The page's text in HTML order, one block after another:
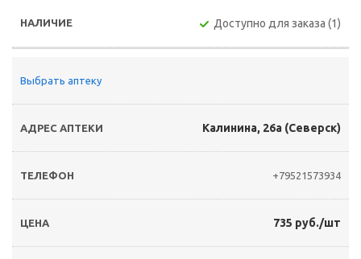
Доступно для заказа (1)
Выбрать аптеку
Калинина, 26а (Северск)
+79521573934
735 руб./шт